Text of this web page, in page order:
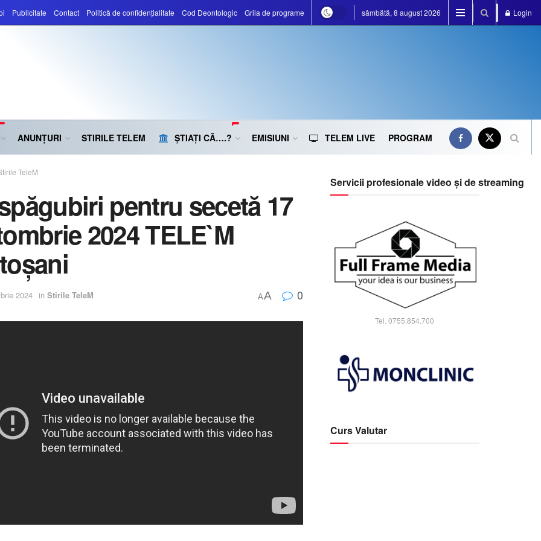
Publicitate Contact Politică de confidențialitate Cod Deontologic Grila de programe sâmbătă, 8 august 2026 Login
ANUNȚURI STIRILE TELEM ȘTIAȚI CĂ….? EMISIUNI TELEM LIVE PROGRAM
TeleM
pentru secetă 17
2024 TELE`M
2024 in Stirile TeleM AA 0
Servicii profesionale video și de streaming
Tel. 0755.854.700
Curs Valutar